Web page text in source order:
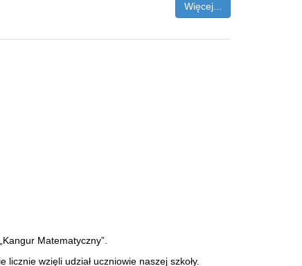
Więcej...
Matematyczny”.
wzięli udział uczniowie naszej szkoły.